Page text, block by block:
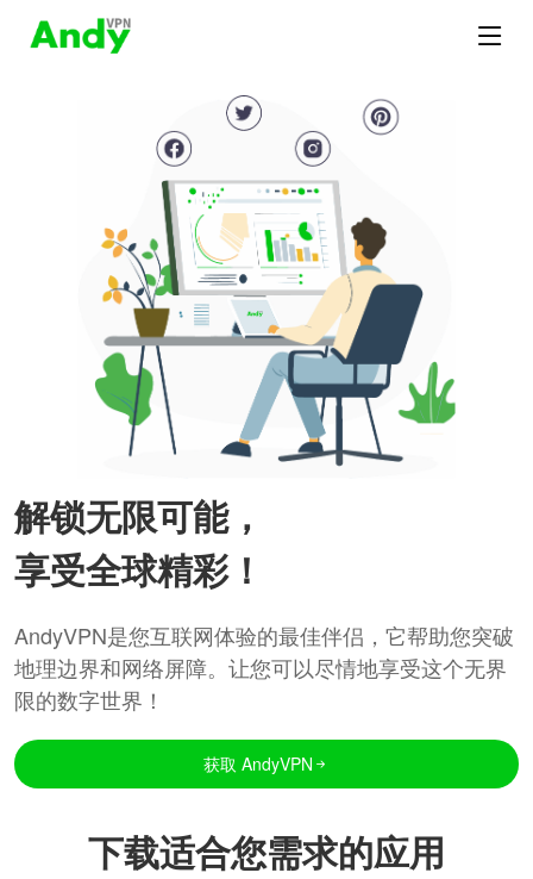
解锁无限可能，
享受全球精彩！
AndyVPN是您互联网体验的最佳伴侣，它帮助您突破
地理边界和网络屏障。让您可以尽情地享受这个无界
限的数字世界！
获取 AndyVPN
下载适合您需求的应用